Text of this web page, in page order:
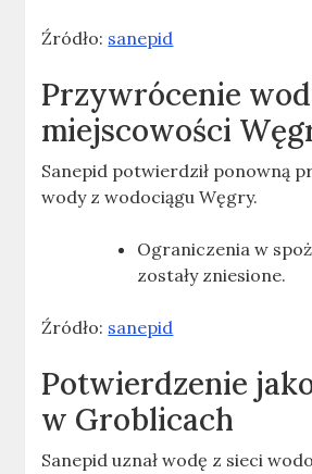
Źródło: sanepid
Przywrócenie
miejscowości
Sanepid potwierdził ponowną
wody z wodociągu Węgry.
Ograniczenia w
zostały zniesione.
Źródło: sanepid
Potwierdzenie
w Groblicach
Sanepid uznał wodę z sieci